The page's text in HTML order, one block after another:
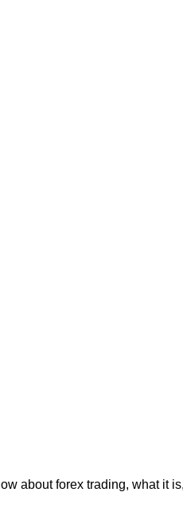
about forex trading, what it